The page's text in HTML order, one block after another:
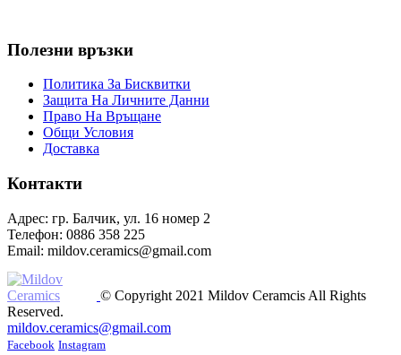
Полезни връзки
Политика За Бисквитки
Защита На Личните Данни
Право На Връщане
Общи Условия
Доставка
Контакти
Адрес: гр. Балчик, ул. 16 номер 2
Телефон: 0886 358 225
Email: mildov.ceramics@gmail.com
© Copyright 2021 Mildov Ceramcis All Rights
Reserved.
mildov.ceramics@gmail.com
Facebook Instagram